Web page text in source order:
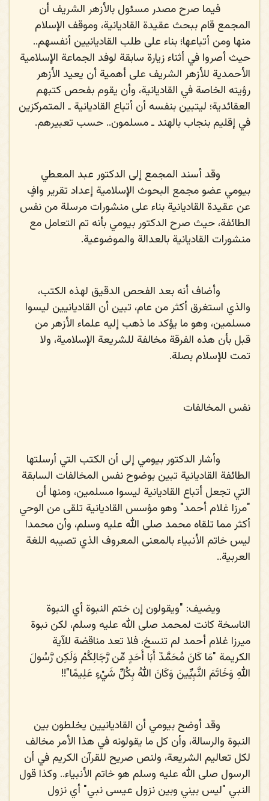
فيما صرح مصدر مسئول بالأزهر الشريف أن
المجمع قام ببحث عقيدة القاديانية، وموقف الإسلام
منها ومن أتباعها؛ بناء على طلب القاديانيين أنفسهم..
حيث أصروا في أثناء زيارة سابقة لوفد الجماعة الإسلامية
الأحمدية للأزهر الشريف على أهمية أن يعيد الأزهر
رؤيته الخاصة في القاديانية، وأن يقوم بفحص كتبهم
العقائدية؛ ليتبين بنفسه أن أتباع القاديانية ـ المتمركزين
في إقليم بنجاب بالهند ـ مسلمون.. حسب تعبيرهم.
وقد أسند المجمع إلى الدكتور عبد المعطي
بيومي عضو مجمع البحوث الإسلامية إعداد تقرير وافٍ
عن عقيدة القاديانية بناء على منشورات مرسلة من نفس
الطائفة، حيث صرح الدكتور بيومي بأنه تم التعامل مع
منشورات القاديانية بالعدالة والموضوعية.
وأضاف أنه بعد الفحص الدقيق لهذه الكتب،
والذي استغرق أكثر من عام، تبين أن القاديانيين ليسوا
مسلمين، وهو ما يؤكد ما ذهب إليه علماء الأزهر من
قبل بأن هذه الفرقة مخالفة للشريعة الإسلامية، ولا
تمت للإسلام بصلة.
نفس المخالفات
وأشار الدكتور بيومي إلى أن الكتب التي أرسلتها
الطائفة القاديانية تبين بوضوح نفس المخالفات السابقة
التي تجعل أتباع القاديانية ليسوا مسلمين، ومنها أن
"مرزا غلام أحمد" وهو مؤسس القاديانية تلقى من الوحي
أكثر مما تلقاه محمد صلى الله عليه وسلم، وأن محمدا
ليس خاتم الأنبياء بالمعنى المعروف الذي تصيبه اللغة
العربية..
ويضيف: "ويقولون إن ختم النبوة أي النبوة
الناسخة كانت لمحمد صلى الله عليه وسلم، لكن نبوة
ميرزا غلام أحمد لم تنسخ، فلا تعد مناقضة للآية
الكريمة "مَا كَانَ مُحَمَّدٌ أَبَا أَحَدٍ مِّن رَّجَالِكُمْ وَلَكِن رَّسُولَ
اللهِ وَخَاتَمَ النَّبِيِّينَ وَكَانَ اللهُ بِكُلِّ شَيْءٍ عَلِيمًا"!!
وقد أوضح بيومي أن القاديانيين يخلطون بين
النبوة والرسالة، وأن كل ما يقولونه في هذا الأمر مخالف
لكل تعاليم الشريعة، ولنص صريح للقرآن الكريم في أن
الرسول صلى الله عليه وسلم هو خاتم الأنبياء.. وكذا قول
النبي "ليس بيني وبين نزول عيسى نبي" أي نزول